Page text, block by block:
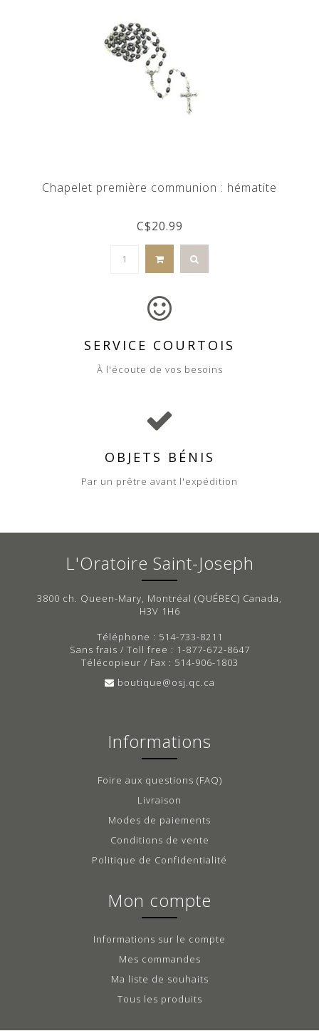
Chapelet première communion : hématite
C$20.99
SERVICE COURTOIS
À l'écoute de vos besoins
OBJETS BÉNIS
Par un prêtre avant l'expédition
L'Oratoire Saint-Joseph
3800 ch. Queen-Mary, Montréal (QUÉBEC) Canada,
H3V 1H6
Téléphone : 514-733-8211
Sans frais / Toll free : 1-877-672-8647
Télécopieur / Fax : 514-906-1803
boutique@osj.qc.ca
Informations
Foire aux questions (FAQ)
Livraison
Modes de paiements
Conditions de vente
Politique de Confidentialité
Mon compte
Informations sur le compte
Mes commandes
Ma liste de souhaits
Tous les produits